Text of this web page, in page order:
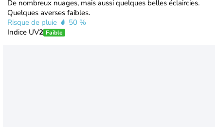
De nombreux nuages, mais aussi quelques belles éclaircies.
Quelques averses faibles.
Risque de pluie
50 %
Indice UV2 Faible